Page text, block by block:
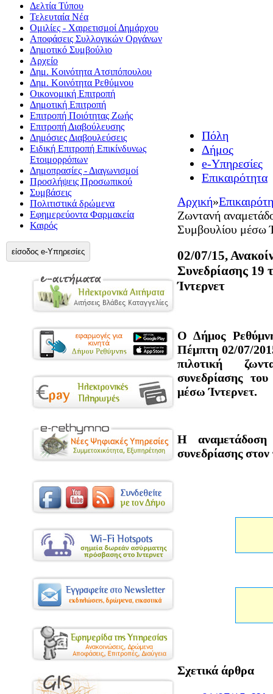
Δελτία Τύπου
Τελευταία Νέα
Ομιλίες - Χαιρετισμοί Δημάρχου
Αποφάσεις Συλλογικών Οργάνων
Δημοτικό Συμβούλιο
Αρχείο
Δημ. Κοινότητα Ατσιπόπουλου
Δημ. Κοινότητα Ρεθύμνου
Οικονομική Επιτροπή
Δημοτική Επιτροπή
Επιτροπή Ποιότητας Ζωής
Επιτροπή Διαβούλευσης
Δημόσιες Διαβουλεύσεις
Ειδική Επιτροπή Επικίνδυνως
Ετοιμορρόπων
Δημοπρασίες - Διαγωνισμοί
Προσλήψεις Προσωπικού
Συμβάσεις
Πολιτιστικά δρώμενα
Εφημερεύοντα Φαρμακεία
Καιρός
είσοδος e-Υπηρεσίες
Πόλη
Δήμος
e-Υπηρεσίες
Επικαιρότητα
Αρχική»
Ζωντανή
Συμβουλίου μέσω
02/07/15,
Συνεδρίασης 19
Ίντερνετ
Ο Δήμος
Πέμπτη 02/07/
πιλοτική
συνεδρίασης
μέσω Ίντερνετ.
Η
συνεδρίασης
Σχετικά άρθρα